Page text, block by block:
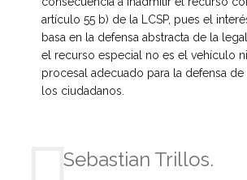
artículo 55 b) de la LCSP, pues el
basa en la defensa abstracta de la
el recurso especial no es el vehículo
procesal adecuado para la defensa
los ciudadanos.
Sebastian Trillos.